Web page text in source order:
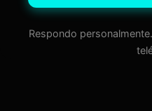
Respondo